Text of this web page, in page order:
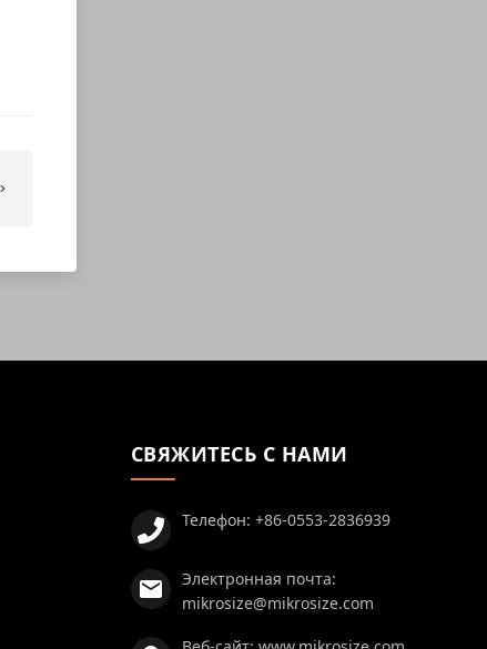
СВЯЖИТЕСЬ С НАМИ
Телефон: +86-0553-2836939
Электронная почта:
mikrosize@mikrosize.com